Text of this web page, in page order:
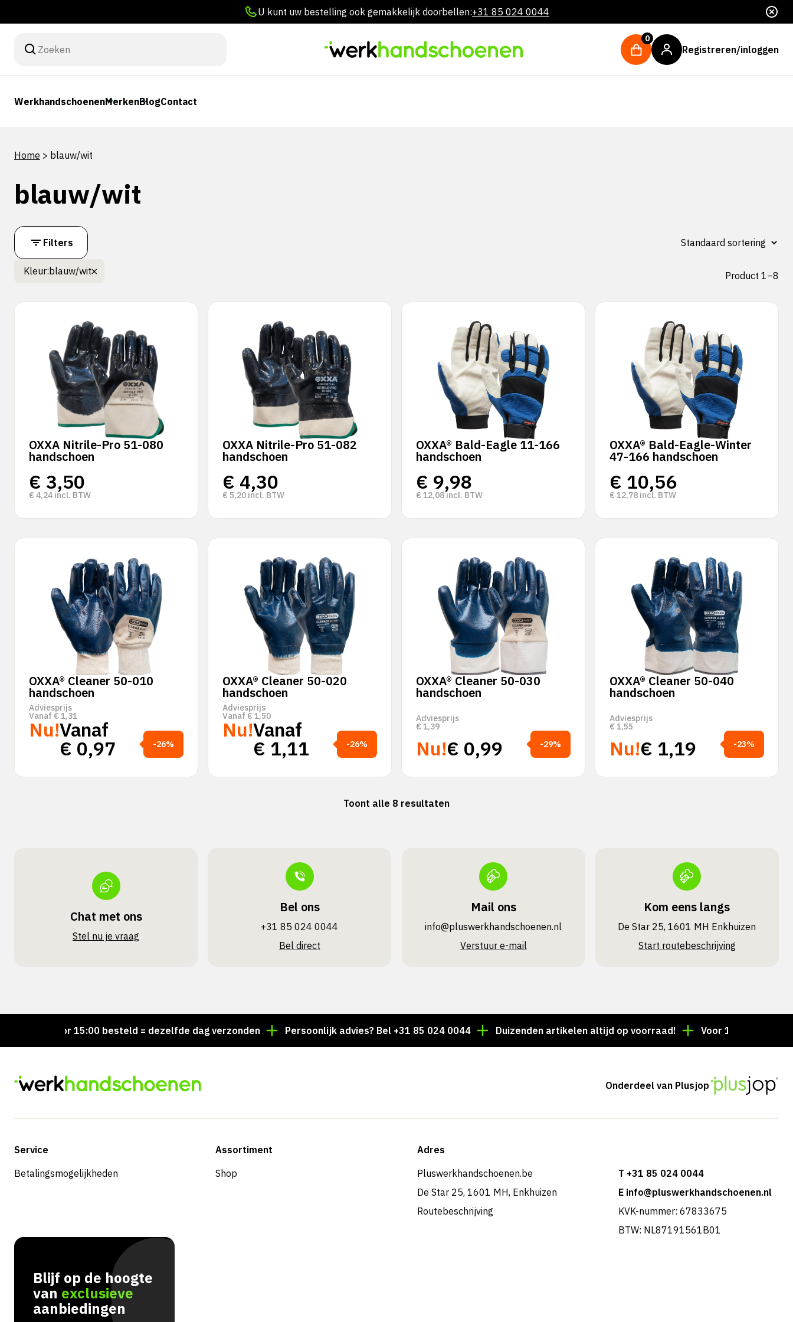
U kunt uw bestelling ook gemakkelijk doorbellen:+31 85 024 0044
0
Registreren/inloggen
WerkhandschoenenMerkenBlogContact
Home > blauw/wit
blauw/wit
Filters
Kleur: blauw/wit Product 1–8
OXXA Nitrile-Pro 51-080
handschoen
€ 3,50
€ 4,24 incl. BTW
OXXA Nitrile-Pro 51-082
handschoen
€ 4,30
€ 5,20 incl. BTW
OXXA® Bald-Eagle 11-166
handschoen
€ 9,98
€ 12,08incl. BTW
OXXA® Bald-Eagle-Winter
47-166 handschoen
€ 10,56
€ 12,78 incl. BTW
OXXA® Cleaner 50-010
handschoen
Adviesprijs
Vanaf € 1,31
Nu!Vanaf
€ 0,97 -26%
OXXA® Cleaner 50-020
handschoen
Adviesprijs
Vanaf € 1,50
Nu!Vanaf
€ 1,11 -26%
OXXA® Cleaner 50-030
handschoen
Adviesprijs
€ 1,39
Nu!€ 0,99 -29%
OXXA® Cleaner 50-040
handschoen
Adviesprijs
€ 1,55
Nu!€ 1,19 -23%
Toont alle 8 resultaten
Chat met ons
Stel nu je vraag
Bel ons
+31 85 024 0044
Bel direct
Mail ons
info@pluswerk­handschoenen.nl
Verstuur e-mail
Kom eens langs
De Star 25, 1601 MH Enkhuizen
Start routebeschrijving
Voor 15:00 besteld = dezelfde dag verzonden Persoonlijk advies? Bel +31 85 024 0044 Duizenden artikelen altijd op voorraad! Voor 15:00 besteld =
Onderdeel van Plusjop
Service
Betalingsmogelijkheden
Assortiment
Shop
Adres
Pluswerkhandschoenen.be
De Star 25, 1601 MH, Enkhuizen
Routebeschrijving
T +31 85 024 0044
E info@pluswerkhandschoenen.nl
KVK-nummer: 67833675
BTW: NL87191561B01
Blijf op de hoogte
van exclusieve
aanbiedingen